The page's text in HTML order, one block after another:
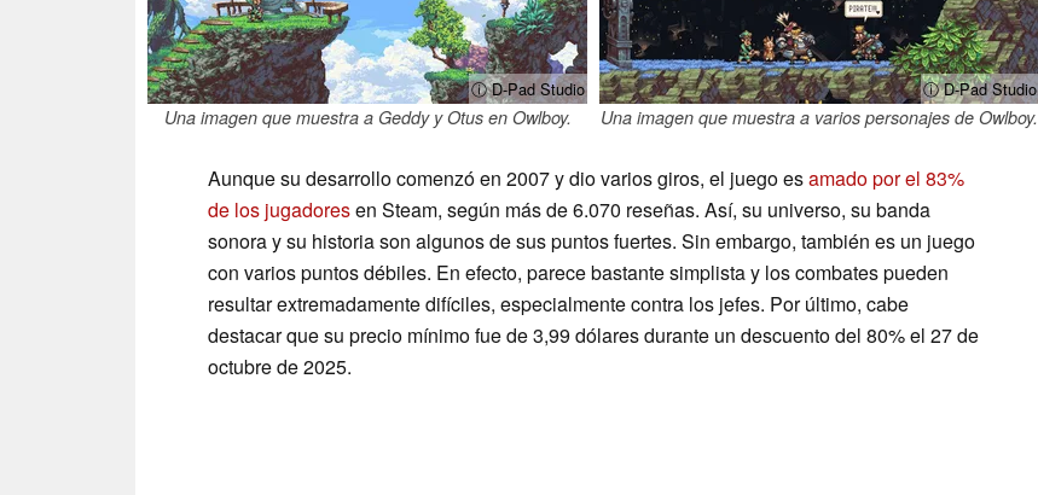
ⓘ D-Pad Studio
Una imagen que muestra a Geddy y Otus en Owlboy.
ⓘ D-Pad Studio
Una imagen que muestra a varios personajes de Owlboy.
Aunque su desarrollocomenzó en 2007 y dio varios giros, el juego esamado por el 83%
de los jugadoresen Steam, según más de 6.070 reseñas. Así, su universo, su banda
sonora y su historia son algunos de sus puntos fuertes. Sin embargo, también es un juego
con varios puntos débiles. En efecto, parece bastante simplista y los combates pueden
resultar extremadamente difíciles, especialmente contra los jefes. Por último, cabe
destacar que su precio mínimo fue de 3,99 dólares durante un descuento del 80% el 27 de
octubre de 2025.